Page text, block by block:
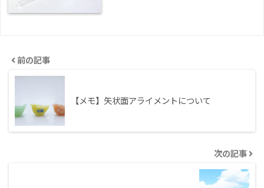
前の記事
【メモ】矢状面アライメントについて
次の記事